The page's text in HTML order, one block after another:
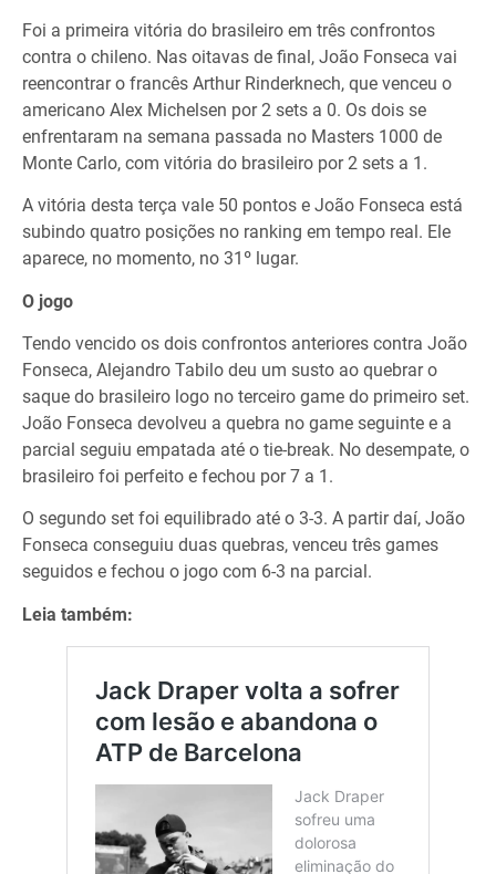
Foi a primeira vitória do brasileiro em três confrontos
contra o chileno. Nas oitavas de final, João Fonseca vai
reencontrar o francês Arthur Rinderknech, que venceu o
americano Alex Michelsen por 2 sets a 0. Os dois se
enfrentaram na semana passada no Masters 1000 de
Monte Carlo, com vitória do brasileiro por 2 sets a 1.
A vitória desta terça vale 50 pontos e João Fonseca está
subindo quatro posições no ranking em tempo real. Ele
aparece, no momento, no 31º lugar.
O jogo
Tendo vencido os dois confrontos anteriores contra João
Fonseca, Alejandro Tabilo deu um susto ao quebrar o
saque do brasileiro logo no terceiro game do primeiro set.
João Fonseca devolveu a quebra no game seguinte e a
parcial seguiu empatada até o tie-break. No desempate, o
brasileiro foi perfeito e fechou por 7 a 1.
O segundo set foi equilibrado até o 3-3. A partir daí, João
Fonseca conseguiu duas quebras, venceu três games
seguidos e fechou o jogo com 6-3 na parcial.
Leia também: